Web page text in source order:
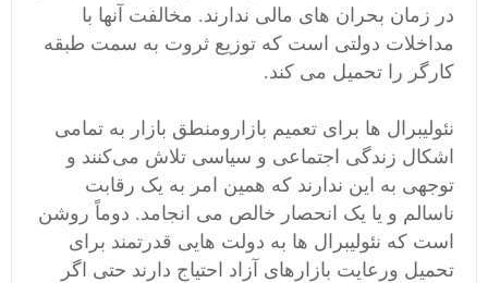
در زمان بحران های مالی ندارند. مخالفت آنها با
مداخلات دولتی است که توزیع ثروت به سمت طبقه
کارگر را تحمیل می کند.
نئولیبرال ها برای تعمیم بازارومنطق بازار به تمامی
اشکال زندگی اجتماعی و سیاسی تلاش می‌کنند و
توجهی به این ندارند که همین امر به یک رقابت
ناسالم و یا یک انحصار خالص می انجامد. دوماً روشن
است که نئولیبرال ها به دولت هایی قدرتمند برای
تحمیل ورعایت بازارهای آزاد احتیاج دارند حتی اگر